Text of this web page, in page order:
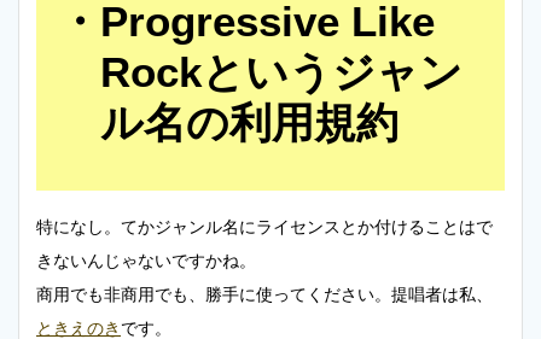
Progressive Like
Rockというジャン
ル名の利用規約
特になし。てかジャンル名にライセンスとか付けることはで
きないんじゃないですかね。
商用でも非商用でも、勝手に使ってください。提唱者は私、
ときえのき です。